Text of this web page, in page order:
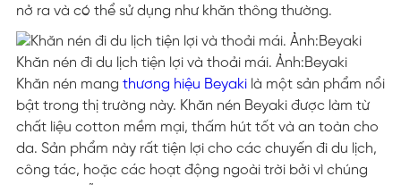
nở ra và có thể sử dụng như khăn thông thường.
Khăn nén đi du lịch tiện lợi và thoải mái. Ảnh:Beyaki
Khăn nén mang thương hiệu Beyakilà một sản phẩm nổi
bật trong thị trường này. Khăn nén Beyaki được làm từ
chất liệu cotton mềm mại, thấm hút tốt và an toàn cho
da. Sản phẩm này rất tiện lợi cho các chuyến đi du lịch,
công tác, hoặc các hoạt động ngoài trời bởi vì chúng